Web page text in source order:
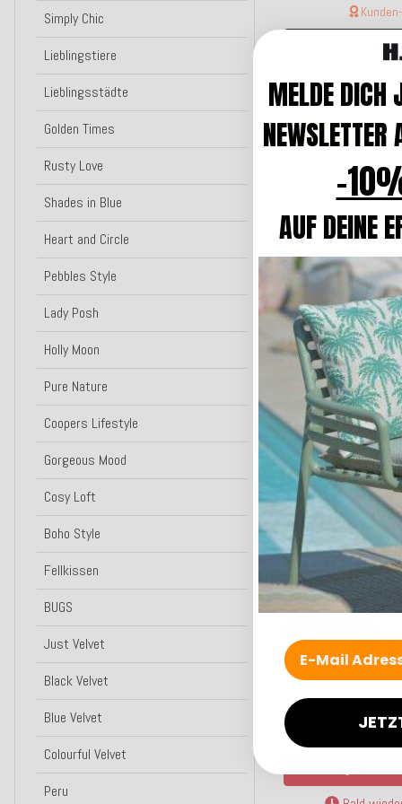
Zum
Lieferzeit:
Top bewertet
H.O.C.K. Soft
petrol
ab
Zum
Lieferzeit:
Top bewertet
H.O.C.K. Soft
grey
ab
Zum
Lieferzeit:
H.O.C.K. Soft Nobile
terra 007
ab
Simply Chic
Lieblingstiere
Lieblingsstädte
Golden Times
Rusty Love
Shades in Blue
Heart and Circle
Pebbles Style
Lady Posh
Holly Moon
Pure Nature
Coopers Lifestyle
Gorgeous Mood
Cosy Loft
Boho Style
Fellkissen
BUGS
Just Velvet
Black Velvet
Blue Velvet
Colourful Velvet
Peru
MELDE DICH
NEWSLETTER
-
AUF DEINE